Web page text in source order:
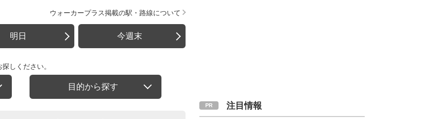
ウォーカープラス掲載の駅・路線について
明日 今週末
しください。
目的から探す
注目情報